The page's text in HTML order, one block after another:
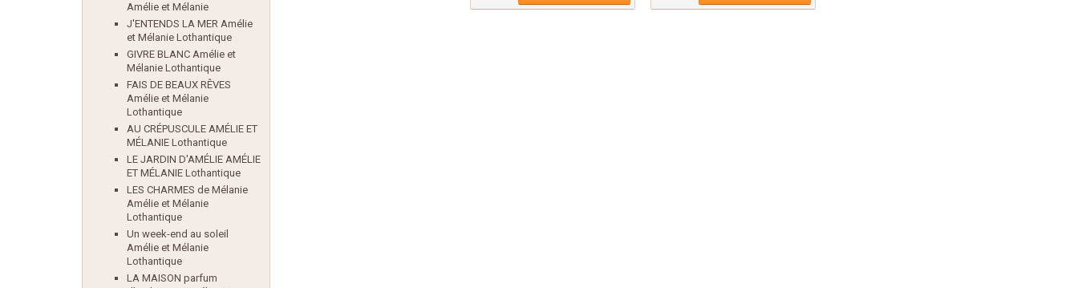
Amélie et Mélanie
J'ENTENDS LA MER Amélie
et Mélanie Lothantique
GIVRE BLANC Amélie et
Mélanie Lothantique
FAIS DE BEAUX RÊVES
Amélie et Mélanie
Lothantique
AU CRÉPUSCULE AMÉLIE ET
MÉLANIE Lothantique
LE JARDIN D'AMÉLIE AMÉLIE
ET MÉLANIE Lothantique
LES CHARMES de Mélanie
Amélie et Mélanie
Lothantique
Un week-end au soleil
Amélie et Mélanie
Lothantique
LA MAISON parfum